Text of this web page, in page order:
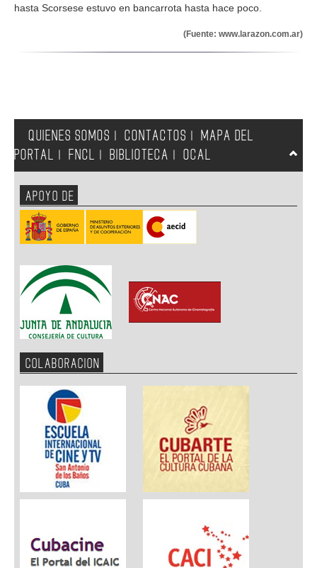
hasta Scorsese estuvo en bancarrota hasta hace poco.
(Fuente: www.larazon.com.ar)
QUIENES SOMOS CONTACTOS
MAPA DEL
PORTAL
FNCL BIBLIOTECA OCAL
APOYO DE
COLABORACION